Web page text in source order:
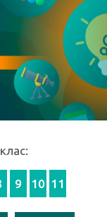
9 10 11